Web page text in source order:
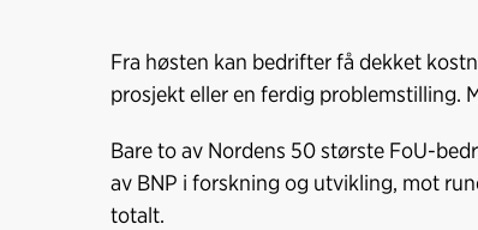
Fra høsten kan bedrifter få dekket
prosjekt eller en ferdig problemstilling.
Bare to av Nordens 50 største FoU-
av BNP i forskning og utvikling, mot
totalt.